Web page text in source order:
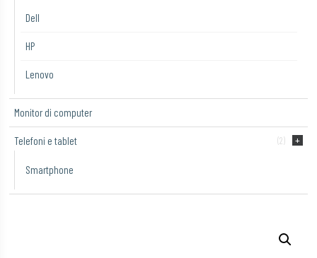
Dell
HP
Lenovo
Monitor di computer
Telefoni e tablet (2)
Smartphone